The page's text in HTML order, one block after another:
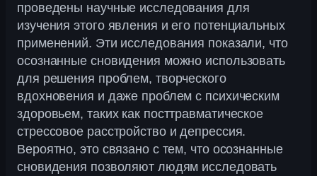
проведены научные исследования для
изучения этого явления и его потенциальных
применений. Эти исследования показали, что
осознанные сновидения можно использовать
для решения проблем, творческого
вдохновения и даже проблем с психическим
здоровьем, таких как посттравматическое
стрессовое расстройство и депрессия.
Вероятно, это связано с тем, что осознанные
сновидения позволяют людям исследовать